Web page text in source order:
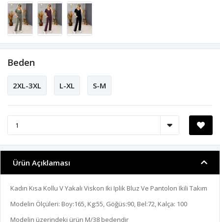
Beden
2XL-3XL L-XL S-M
Ürün Açıklaması
Kadın Kısa Kollu V Yakalı Viskon Iki Iplik Bluz Ve Pantolon Ikili Takım
Modelin Ölçüleri: Boy:165, Kg:55, Göğüs:90, Bel:72, Kalça: 100
Modelin üzerindeki ürün M/38 bedendir